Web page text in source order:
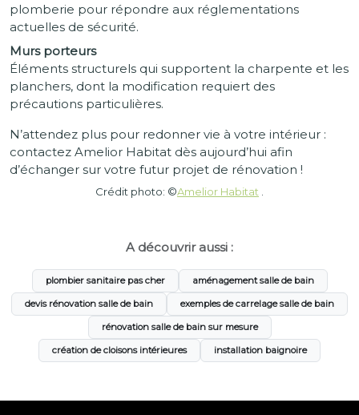
plomberie pour répondre aux réglementations
actuelles de sécurité.
Murs porteurs
Éléments structurels qui supportent la charpente et les
planchers, dont la modification requiert des
précautions particulières.
N’attendez plus pour redonner vie à votre intérieur :
contactez Amelior Habitat dès aujourd’hui afin
d’échanger sur votre futur projet de rénovation !
Crédit photo: ©Amelior Habitat
A découvrir aussi :
plombier sanitaire pas cher aménagement salle de bain
devis rénovation salle de bain exemples de carrelage salle de bain
rénovation salle de bain sur mesure
création de cloisons intérieures installation baignoire